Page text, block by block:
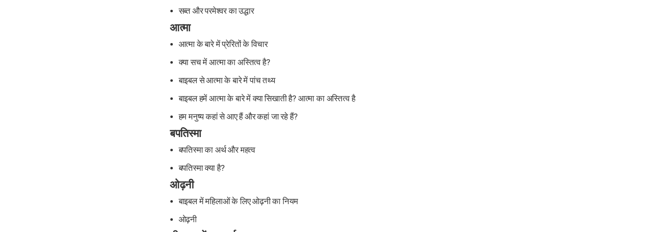
सब्त और परमेश्वर का उद्धार
आत्मा
आत्मा के बारे में प्रेरितों के विचार
क्या सच में आत्मा का अस्तित्व है?
बाइबल से आत्मा के बारे में पांच तथ्य
बाइबल हमें आत्मा के बारे में क्या सिखाती है? आत्मा का अस्तित्व है
हम मनुष्य कहां से आए हैं और कहां जा रहे हैं?
बपतिस्मा
बपतिस्मा का अर्थ और महत्व
बपतिस्मा क्या है?
ओढ़नी
बाइबल में महिलाओं के लिए ओढ़नी का नियम
ओढ़नी